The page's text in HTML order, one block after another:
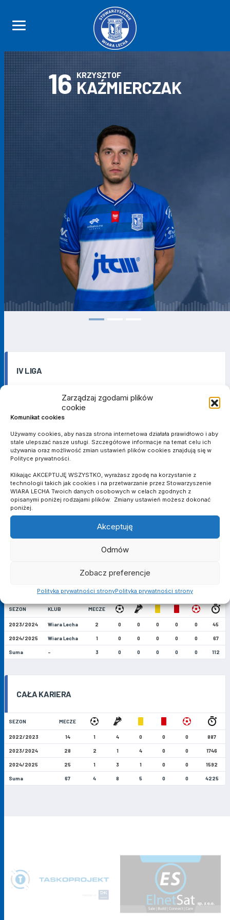
Zarządzaj zgodami plików
cookie
Komunikat cookies
Używamy cookies, aby nasza strona internetowa działała prawidłowo i aby
stale ulepszać nasze usługi. Szczegółowe informacje na temat celu ich
używania oraz możliwość zmian ustawień plików cookies znajdują się w
Polityce prywatności.
Klikając AKCEPTUJĘ WSZYSTKO, wyrażasz zgodę na korzystanie z
technologii takich jak cookies i na przetwarzanie przez Stowarzyszenie
WIARA LECHA Twoich danych osobowych w celach zgodnych z
opisanymi poniżej rodzajami plików. Zmiany ustawień możesz dokonać
poniżej.
Akceptuję
Odmów
Zobacz preferencje
Polityka prywatności stronyPolityka prywatności strony
16 KRZYSZTOF
KAŹMIERCZAK
IV LIGA
MECZE
Suma - 50 3 4 5 0 0 3226
V LIGA
SEZON
14 1
Suma - 14 1 4 0 0 0 887
SEZON KLUB MECZE
2023/2024 Wiara Lecha 2 0 0 0 0 0 45
2024/2025 Wiara Lecha 1 0 0 0 0 0 67
Suma - 3 0 0 0 0 0 112
CAŁA KARIERA
SEZON MECZE
2022/2023 14 1 4 0 0 0 887
2023/2024 28 2 1 4 0 0 1746
2024/2025 25 1 3 1 0 0 1592
Suma 67 4 8 5 0 0 4225